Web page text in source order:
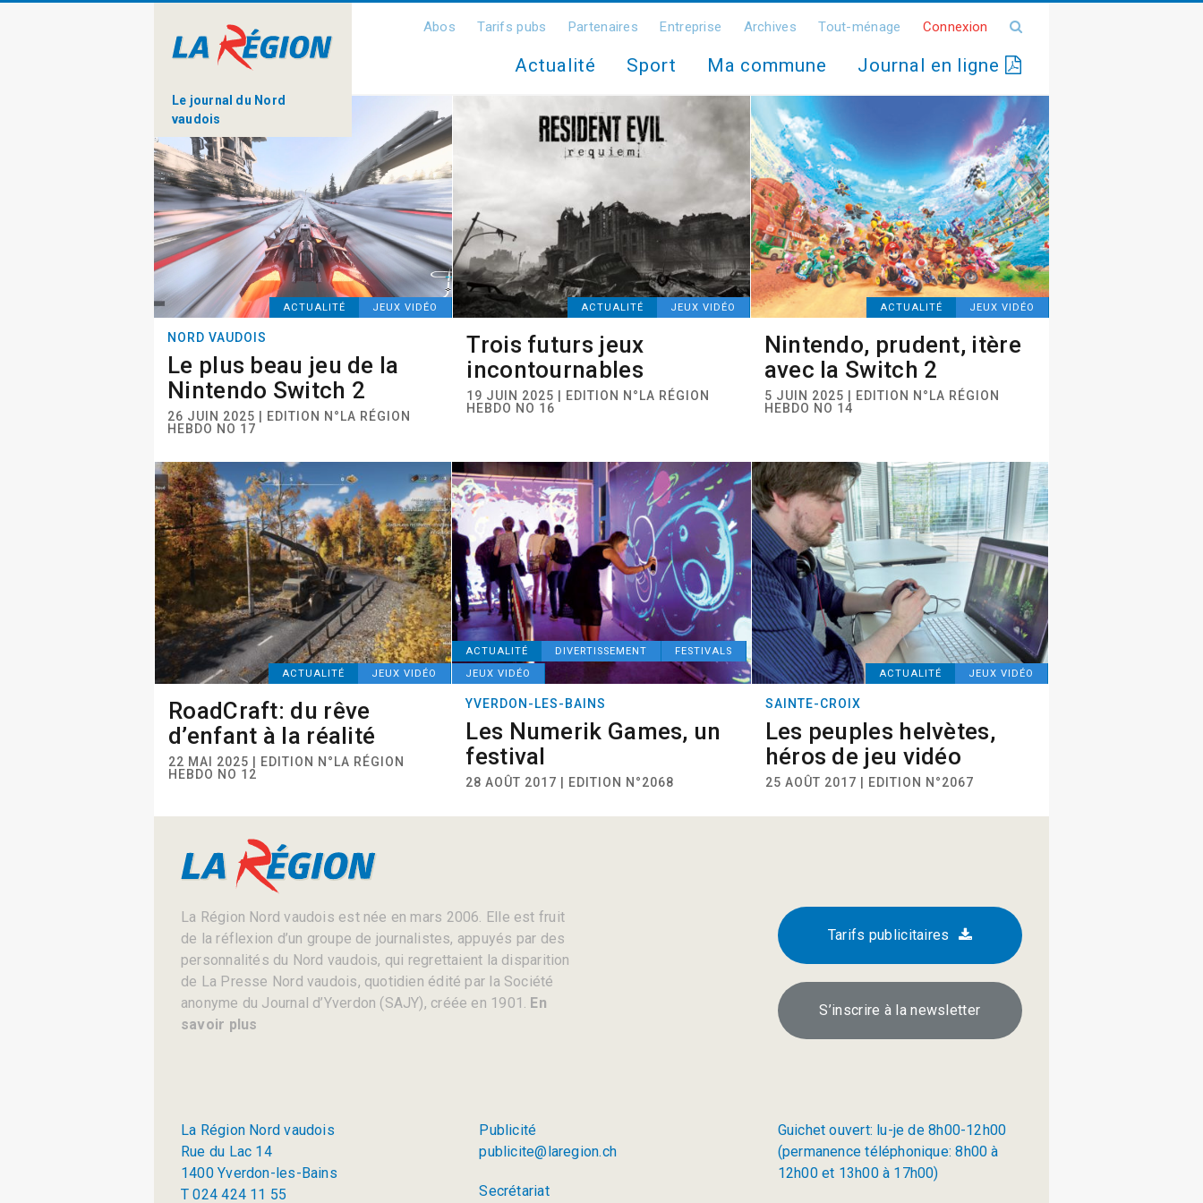
Le journal du Nord
vaudois
Abos Tarifs pubs Partenaires Entreprise Archives Tout-ménage Connexion
Actualité Sport Ma commune Journal en ligne
ACTUALITÉ JEUX VIDÉO
NORD VAUDOIS
Le plus beau jeu de la
Nintendo Switch 2
26 JUIN 2025 | EDITION N°LA RÉGION
HEBDO NO 17
ACTUALITÉ JEUX VIDÉO
Trois futurs jeux
incontournables
19 JUIN 2025 | EDITION N°LA RÉGION
HEBDO NO 16
ACTUALITÉ JEUX VIDÉO
Nintendo, prudent, itère
avec la Switch 2
5 JUIN 2025 | EDITION N°LA RÉGION
HEBDO NO 14
ACTUALITÉ JEUX VIDÉO
RoadCraft: du rêve
d’enfant à la réalité
22 MAI 2025 | EDITION N°LA RÉGION
HEBDO NO 12
ACTUALITÉ DIVERTISSEMENT
FESTIVALS
JEUX VIDÉO
YVERDON-LES-BAINS
Les Numerik Games, un
festival
28 AOÛT 2017 | EDITION N°2068
ACTUALITÉ JEUX VIDÉO
SAINTE-CROIX
Les peuples helvètes,
héros de jeu vidéo
25 AOÛT 2017 | EDITION N°2067
La Région Nord vaudois est née en mars 2006. Elle est fruit
de la réflexion d’un groupe de journalistes, appuyés par des
personnalités du Nord vaudois, qui regrettaient la disparition
de La Presse Nord vaudois, quotidien édité par la Société
anonyme du Journal d’Yverdon (SAJY), créée en 1901. En
savoir plus
Tarifs publicitaires
S’inscrire à la newsletter
La Région Nord vaudois
Rue du Lac 14
1400 Yverdon-les-Bains
T 024 424 11 55
Publicité
publicite@laregion.ch
Secrétariat
Guichet ouvert: lu-je de 8h00-12h00
(permanence téléphonique: 8h00 à
12h00 et 13h00 à 17h00)